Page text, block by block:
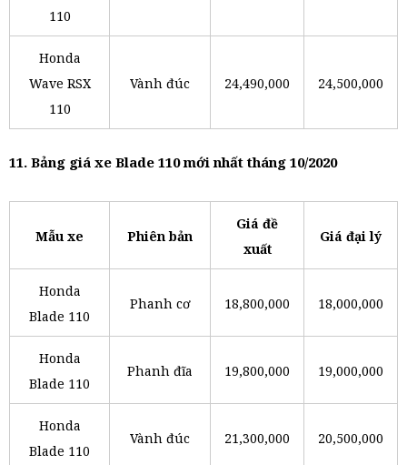
110
Honda
Wave RSX
110
Vành đúc 24,490,000 24,500,000
11. Bảng giá xe Blade 110 mới nhất tháng 10/2020
Mẫu xe Phiên bản
Giá đề
xuất
Giá đại lý
Honda
Blade 110
Phanh cơ 18,800,000 18,000,000
Honda
Blade 110
Phanh đĩa 19,800,000 19,000,000
Honda
Blade 110
Vành đúc 21,300,000 20,500,000